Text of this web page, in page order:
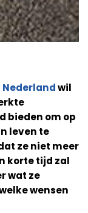
wil
bieden om op
leven te
ze niet meer
korte tijd zal
wat ze
wensen